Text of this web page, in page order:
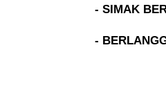
- SIMAK
-